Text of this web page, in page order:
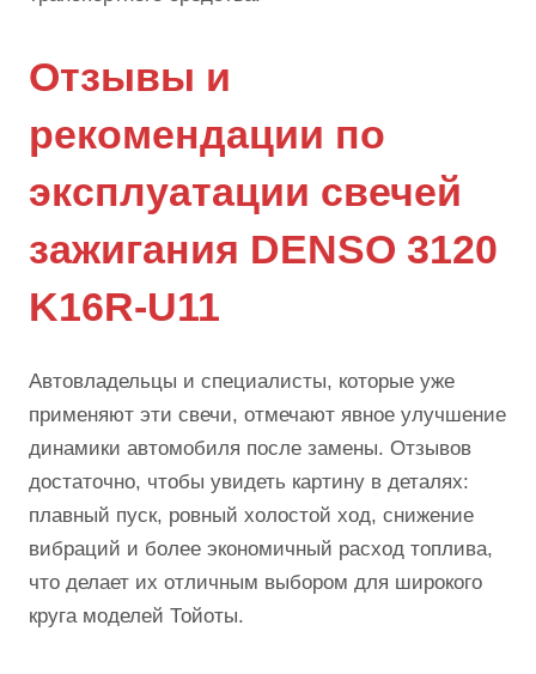
Отзывы и
рекомендации по
эксплуатации свечей
зажигания DENSO 3120
K16R-U11
Автовладельцы и специалисты, которые уже
применяют эти свечи, отмечают явное улучшение
динамики автомобиля после замены. Отзывов
достаточно, чтобы увидеть картину в деталях:
плавный пуск, ровный холостой ход, снижение
вибраций и более экономичный расход топлива,
что делает их отличным выбором для широкого
круга моделей Тойоты.